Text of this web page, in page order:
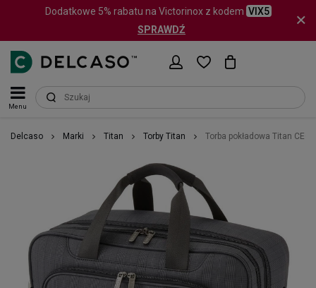
Dodatkowe 5% rabatu na Victorinox z kodem VIX5
SPRAWDŹ
Menu
Delcaso Marki Titan Torby Titan Torba pokładowa Titan